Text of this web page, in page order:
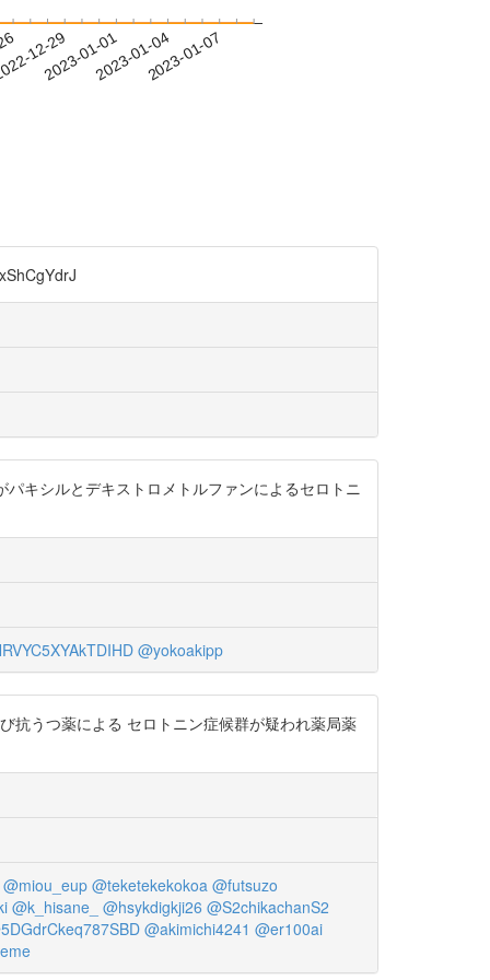
12-29
2023-01-012023-01-042023-01-07
キシルとデキストロメトルファンによるセロトニ
@yokoakipp
抗うつ薬による セロトニン症候群が疑われ薬局薬
@miou_eup @teketekekokoa @futsuzo
@k_hisane_ @hsykdigkji26 @S2chikachanS2
@akimichi4241 @er100ai